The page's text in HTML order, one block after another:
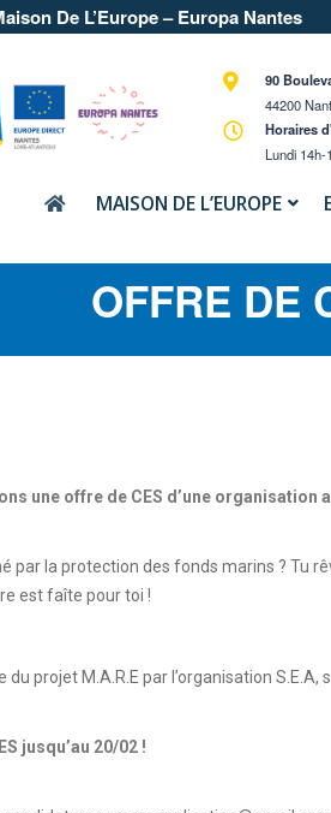
De L’Europe – Europa Nantes
90
44200
Horaires
Lundi
MAISON DE L’EUROPE
OFFRE DE
une offre de CES d’une organisation
par la protection des fonds marins ? Tu
est faîte pour toi !
du projet M.A.R.E par l’organisation
jusqu’au 20/02 !